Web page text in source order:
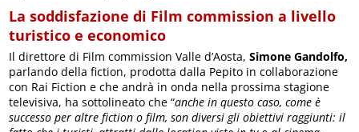
La soddisfazione di Film commission a livello
turistico e economico
Il direttore di Film commission Valle d’Aosta,Simone Gandolfo,
parlando della fiction, prodotta dalla Pepito in collaborazione
con Rai Fiction e che andrà in onda nella prossima stagione
televisiva, ha sottolineato che “anche in questo caso, come è
successo per altre fiction o film, son diversi gli obiettivi raggiunti: il